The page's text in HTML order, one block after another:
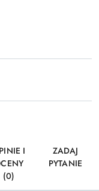
I
(0)
ZADAJ
PYTANIE